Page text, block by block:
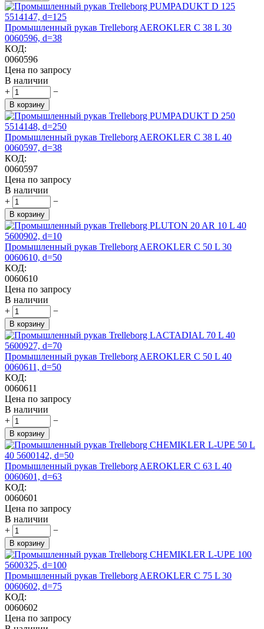
Промышленный рукав Trelleborg AEROKLER C 38 L 30
0060596, d=38
КОД:
0060596
Цена по запросу
В наличии
+
−
В корзину
Промышленный рукав Trelleborg AEROKLER C 38 L 40
0060597, d=38
КОД:
0060597
Цена по запросу
В наличии
+
−
В корзину
Промышленный рукав Trelleborg AEROKLER C 50 L 30
0060610, d=50
КОД:
0060610
Цена по запросу
В наличии
+
−
В корзину
Промышленный рукав Trelleborg AEROKLER C 50 L 40
0060611, d=50
КОД:
0060611
Цена по запросу
В наличии
+
−
В корзину
Промышленный рукав Trelleborg AEROKLER C 63 L 40
0060601, d=63
КОД:
0060601
Цена по запросу
В наличии
+
−
В корзину
Промышленный рукав Trelleborg AEROKLER C 75 L 30
0060602, d=75
КОД:
0060602
Цена по запросу